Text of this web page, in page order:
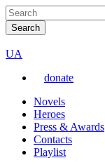
Skip
to
main
content
Search
Search
Перемкнути
сайту
UA
donate
Menu
Novels
Heroes
Press & Awards
Contacts
Playlist